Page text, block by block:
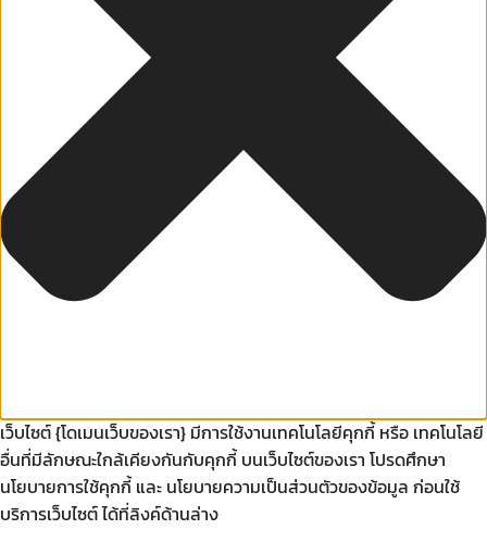
เว็บไซต์ {โดเมนเว็บของเรา} มีการใช้งานเทคโนโลยีคุกกี้ หรือ เทคโนโลยี
อื่นที่มีลักษณะใกล้เคียงกันกับคุกกี้ บนเว็บไซต์ของเรา โปรดศึกษา
นโยบายการใช้คุกกี้ และ นโยบายความเป็นส่วนตัวของข้อมูล ก่อนใช้
บริการเว็บไซต์ ได้ที่ลิงค์ด้านล่าง